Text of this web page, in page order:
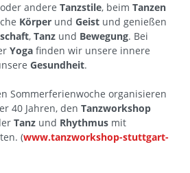
oder andere Tanzstile, beim Tanzen
Körper und Geist und genießen
, Tanz und Bewegung. Bei
Yoga finden wir unsere innere
Gesundheit.
Sommerferienwoche organisieren
40 Jahren, den Tanzworkshop
Tanz und Rhythmus mit
(www.tanzworkshop-stuttgart-